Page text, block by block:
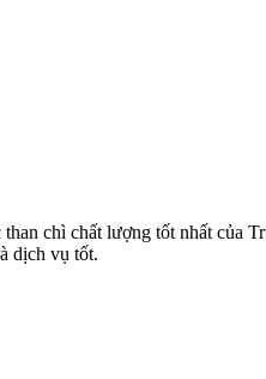
chì chất lượng tốt nhất của
dịch vụ tốt.